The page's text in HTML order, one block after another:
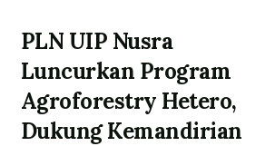
PLN UIP Nusra
Luncurkan Program
Agroforestry Hetero,
Dukung Kemandirian